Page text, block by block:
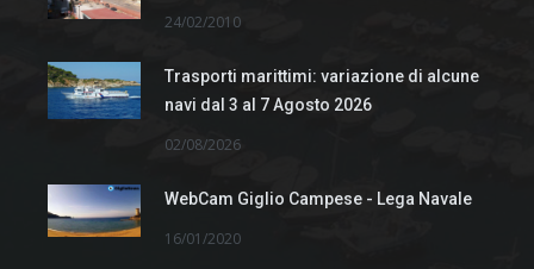
24/02/2010
Trasporti marittimi: variazione di alcune
navi dal 3 al 7 Agosto 2026
02/08/2026
WebCam Giglio Campese - Lega Navale
16/01/2020